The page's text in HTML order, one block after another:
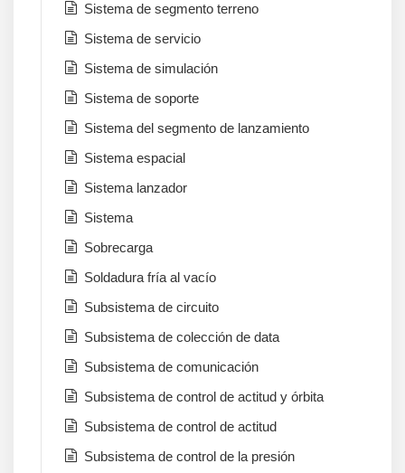
Sistema de segmento terreno
Sistema de servicio
Sistema de simulación
Sistema de soporte
Sistema del segmento de lanzamiento
Sistema espacial
Sistema lanzador
Sistema
Sobrecarga
Soldadura fría al vacío
Subsistema de circuito
Subsistema de colección de data
Subsistema de comunicación
Subsistema de control de actitud y órbita
Subsistema de control de actitud
Subsistema de control de la presión